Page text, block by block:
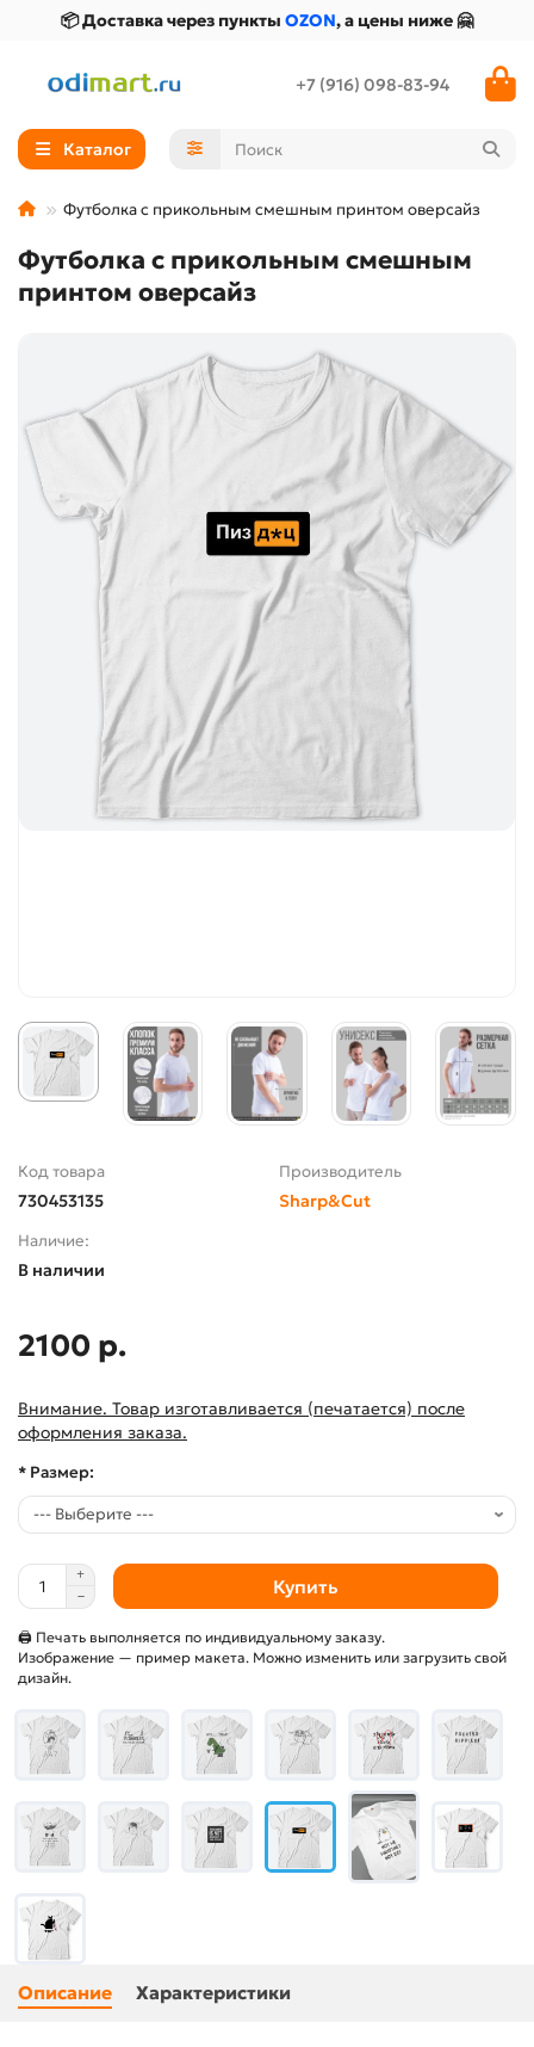
📦 Доставка через пункты OZON, а цены ниже 🤗
+7 (916) 098-83-94
Каталог
Футболка с прикольным смешным принтом оверсайз
Футболка с прикольным смешным
принтом оверсайз
Код товара
730453135
Производитель
Sharp&Cut
Наличие:
В наличии
2100 р.
Внимание. Товар изготавливается (печатается) после
оформления заказа.
* Размер:
Купить
🖨 Печать выполняется по индивидуальному заказу.
Изображение — пример макета. Можно изменить или загрузить свой
дизайн.
Описание Характеристики